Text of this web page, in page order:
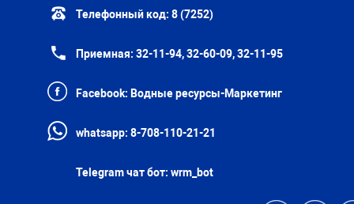
Телефонный код: 8 (7252)
Приемная: 32-11-94, 32-60-09, 32-11-95
Facebook: Водные ресурсы-Маркетинг
whatsapp: 8-708-110-21-21
Telegram чат бот: wrm_bot